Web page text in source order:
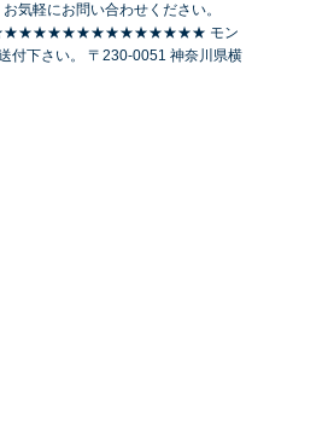
気軽にお問い合わせください。
21:00 ★★★★★★★★★★★★★★★ モン
下さい。 〒230-0051 神奈川県横